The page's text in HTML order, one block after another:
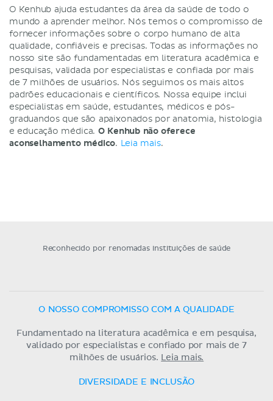
O Kenhub ajuda estudantes da área da saúde de todo o
mundo a aprender melhor. Nós temos o compromisso de
fornecer informações sobre o corpo humano de alta
qualidade, confiáveis e precisas. Todas as informações no
nosso site são fundamentadas em literatura acadêmica e
pesquisas, validada por especialistas e confiada por mais
de 7 milhões de usuários. Nós seguimos os mais altos
padrões educacionais e científicos. Nossa equipe inclui
especialistas em saúde, estudantes, médicos e pós-
graduandos que são apaixonados por anatomia, histologia
e educação médica. O Kenhub não oferece
aconselhamento médico. Leia mais.
Reconhecido por renomadas instituições de saúde
O NOSSO COMPROMISSO COM A QUALIDADE
Fundamentado na literatura acadêmica e em pesquisa,
validado por especialistas e confiado por mais de 7
milhões de usuários. Leia mais.
DIVERSIDADE E INCLUSÃO